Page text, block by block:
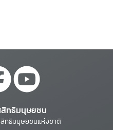
ทธิมนุษยชน
ทธิมนุษยชนแห่งชาติ